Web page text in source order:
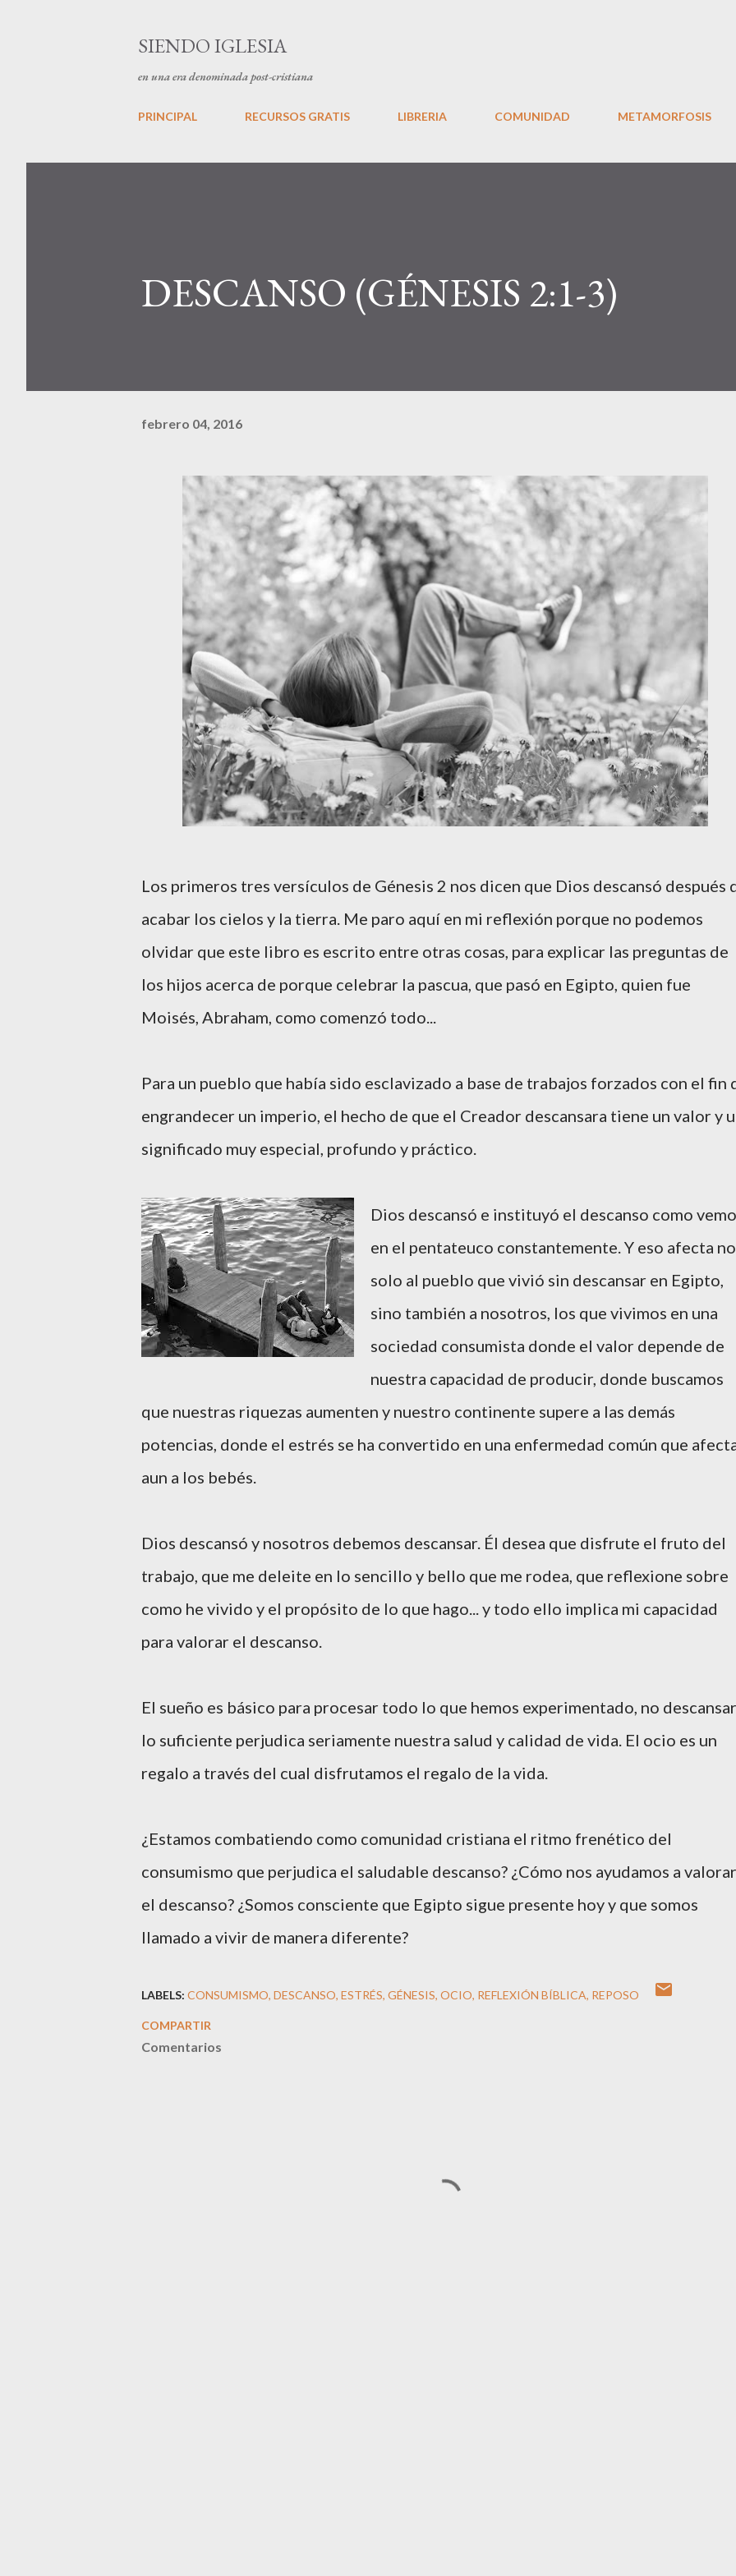
SIENDO IGLESIA
en una era denominada post-cristiana
PRINCIPAL RECURSOS GRATIS LIBRERIA COMUNIDAD METAMORFOSIS
DESCANSO (GÉNESIS 2:1-3)
febrero 04, 2016
Los primeros tres versículos de Génesis 2 nos dicen que Dios descansó después
acabar los cielos y la tierra. Me paro aquí en mi reflexión porque no podemos
olvidar que este libro es escrito entre otras cosas, para explicar las preguntas de
los hijos acerca de porque celebrar la pascua, que pasó en Egipto, quien fue
Moisés, Abraham, como comenzó todo...
Para un pueblo que había sido esclavizado a base de trabajos forzados con el fin
engrandecer un imperio, el hecho de que el Creador descansara tiene un valor y
significado muy especial, profundo y práctico.
Dios descansó e instituyó el descanso como
en el pentateuco constantemente. Y eso afecta no
solo al pueblo que vivió sin descansar en Egipto,
sino también a nosotros, los que vivimos en una
sociedad consumista donde el valor depende de
nuestra capacidad de producir, donde buscamos
que nuestras riquezas aumenten y nuestro continente supere a las demás
potencias, donde el estrés se ha convertido en una enfermedad común que
aun a los bebés.
Dios descansó y nosotros debemos descansar. Él desea que disfrute el fruto del
trabajo, que me deleite en lo sencillo y bello que me rodea, que reflexione sobre
como he vivido y el propósito de lo que hago... y todo ello implica mi capacidad
para valorar el descanso.
El sueño es básico para procesar todo lo que hemos experimentado, no descansar
lo suficiente perjudica seriamente nuestra salud y calidad de vida. El ocio es un
regalo a través del cual disfrutamos el regalo de la vida.
¿Estamos combatiendo como comunidad cristiana el ritmo frenético del
consumismo que perjudica el saludable descanso? ¿Cómo nos ayudamos a valorar
el descanso? ¿Somos consciente que Egipto sigue presente hoy y que somos
llamado a vivir de manera diferente?
LABELS: CONSUMISMO DESCANSO ESTRÉS GÉNESIS OCIO REFLEXIÓN BÍBLICA REPOSO
COMPARTIR
Comentarios